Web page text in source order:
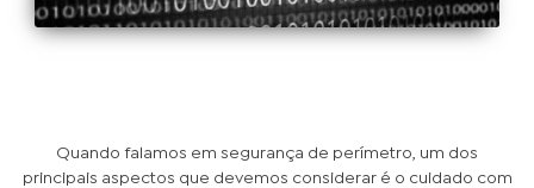
Quando falamos em segurança de perímetro, um dos
principais aspectos que devemos considerar é o cuidado com